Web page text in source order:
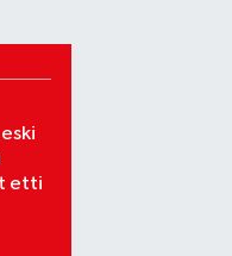
etti